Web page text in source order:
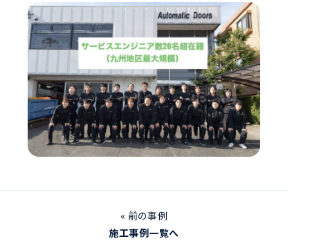
« 前の事例
施工事例一覧へ